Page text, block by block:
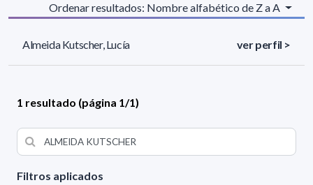
Filtros aplicados
Ordenar resultados: Nombre alfabético de Z a A
Almeida Kutscher, Lucía ver perfil >
1 resultado (página 1/1)